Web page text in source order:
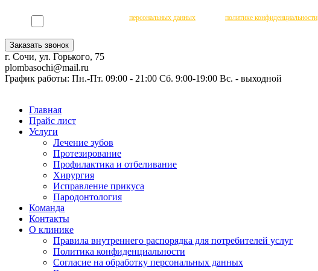
персональных данных политике конфиденциальности
Заказать звонок
г. Сочи, ул. Горького, 75
plombasochi@mail.ru
График работы: Пн.-Пт. 09:00 - 21:00 Сб. 9:00-19:00 Вс. - выходной
Главная
Прайс лист
Услуги
Лечение зубов
Протезирование
Профилактика и отбеливание
Хирургия
Исправление прикуса
Пародонтология
Команда
Контакты
О клинике
Правила внутреннего распорядка для потребителей услуг
Политика конфиденциальности
Согласие на обработку персональных данных